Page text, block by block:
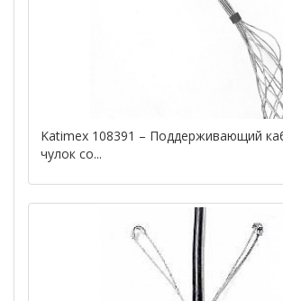
Katimex 108391 – Поддерживающий
чулок со...